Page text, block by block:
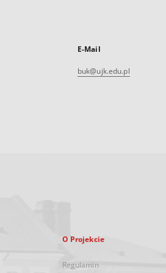
E-Mail
buk@ujk.edu.pl
O Projekcie
Regulamin